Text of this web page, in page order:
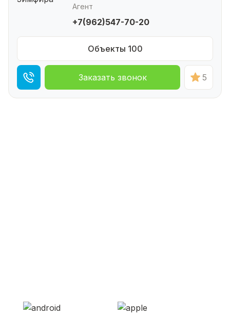
Агент
+7(962)547-70-20
Объекты 100
Заказать звонок 5